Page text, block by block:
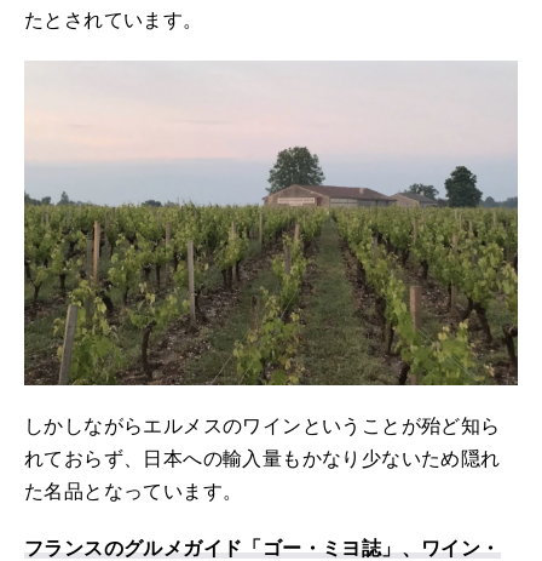
たとされています。
しかしながらエルメスのワインということが殆ど知ら
れておらず、日本への輸入量もかなり少ないため隠れ
た名品となっています。
フランスのグルメガイド「ゴー・ミヨ誌」、ワイン・